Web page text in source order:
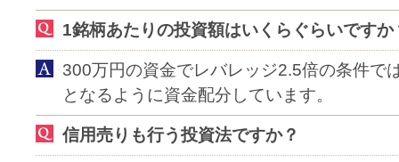
1銘柄あたりの投資額はいくらぐらいですか
300万円の資金でレバレッジ2.5倍の条件で
となるように資金配分しています。
信用売りも行う投資法ですか？